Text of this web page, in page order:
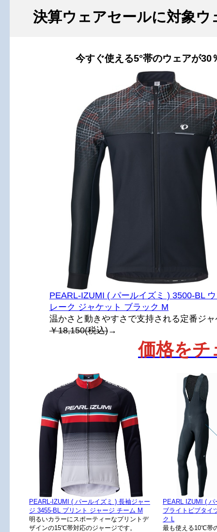
決算ウェアセールに対象ウ
今すぐ使える5°帯のウェアが30
PEARL-IZUMI ( パールイズミ ) 3500-BL
レーク ジャケット ブラック M
温かさと動きやすさで支持される定番ジ
￥18,150(税込)→
価格をチ
PEARL-IZUMI ( パールイズミ ) 長袖ジャー
ジ 3455-BL プリント ジャージ チーム M
明るいカラーにスポーティーなプリントデ
ザインの15℃帯対応のジャージです。
PEARL IZUMI (
ブライトビブタイ
ク L
最も使える10℃帯